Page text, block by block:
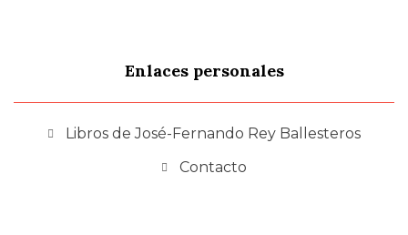
Enlaces personales
Libros de José-Fernando Rey Ballesteros
Contacto